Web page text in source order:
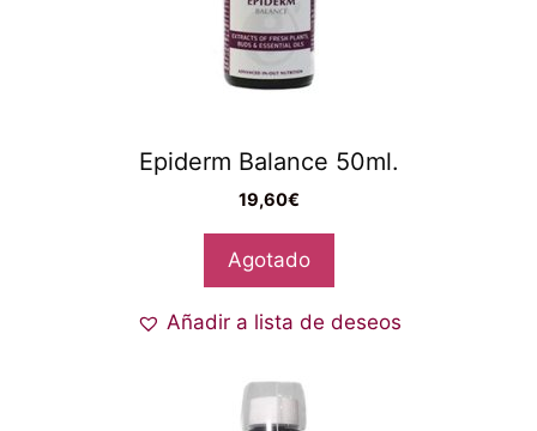
Epiderm Balance 50ml.
19,60€
Agotado
Añadir a lista de deseos